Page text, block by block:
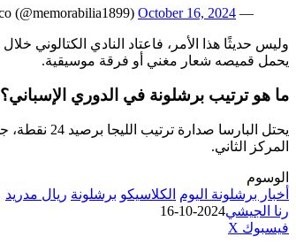
— memorabilia1899.co (@memorabilia1899)
October 16, 2024
يحمل قميصه شعار مغني أو فرقة موسيقية.
ما هو ترتيب برشلونة في الدوري الإسباني؟
المركز الثاني.
الوسوم
أخبار برشلونة اليوم الكلاسيكو برشلونة ريال مدريد
رنا الجيشي2024-10-16
فيسبوك ‫X